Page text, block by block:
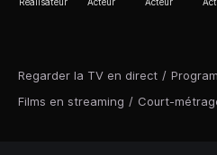
Regarder la TV en direct /
Films en streaming / Court-